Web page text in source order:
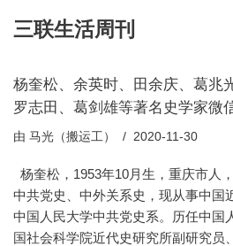
三联生活周刊
杨奎松、余英时、田余庆、葛兆
罗志田、葛剑雄等著名史学家微
由 马光（搬运工） 2020-11-30
杨奎松，1953年10月生，重庆市人
中共党史、中外关系史，现从事中国
中国人民大学中共党史系。历任中国
国社会科学院近代史研究所副研究员